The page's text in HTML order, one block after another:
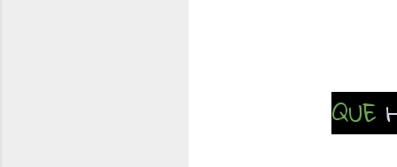
QUE